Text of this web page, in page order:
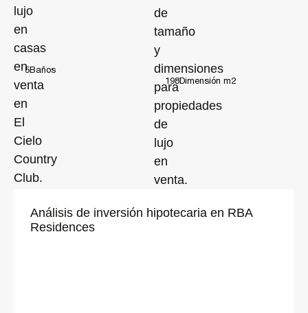
Llámanos o envíanos un WhatsAppp para recibir más información y
hacer una cita para conocer más acerca de esta propiedad.
RBA Residences, una residencia excepcional y una gran inversión.
Excelencia operativa, transparencia y control.
Bienvenido al L'Art de Vivre.
Para conocer más acerca de RBA, síguenos en Instagram:
@rbaresidences
Baños
5
Dimensión m2
198
Análisis de inversión hipotecaria en RBA
Residences